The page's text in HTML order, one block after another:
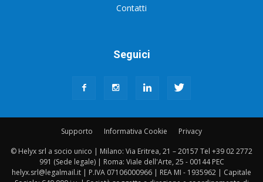
Contatti
Seguici
Supporto Informativa Cookie
Privacy
© Helyx srl a socio unico | Milano: Via Eritrea, 21 – 20157 Tel +39 02 2772
991 (Sede legale) | Roma: Viale dell'Arte, 25 - 00144 PEC
helyx.srl@legalmail.it | P.IVA 07106000966 | REA MI - 1935962 | Capitale